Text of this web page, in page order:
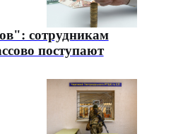
сотрудникам
поступают